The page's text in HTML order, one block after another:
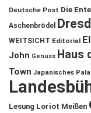
Deutsche Post Die
Aschenbrödel
WEITSICHT Editorial
John Genuss Haus
Town Japanisches
Lesung Loriot Meißen